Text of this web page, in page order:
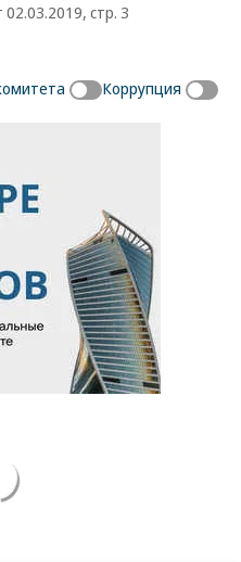
02.03.2019, стр. 3
Коррупция